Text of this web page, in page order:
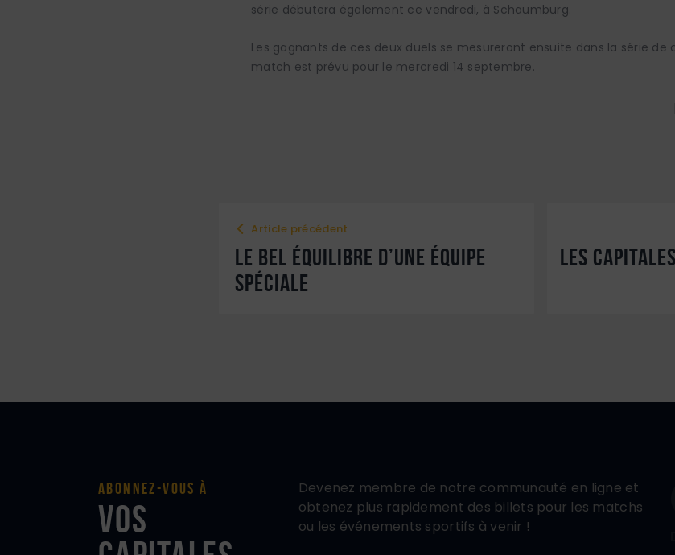
série débutera également ce vendredi, à Schaumburg.
Les gagnants de ces deux duels se mesureront ensuite dans la série de
match est prévu pour le mercredi 14 septembre.
Article précédent
LE BEL ÉQUILIBRE D’UNE ÉQUIPE
SPÉCIALE
LES
Abonnez-vous à
vos
Devenez membre de notre communauté en ligne et
obtenez plus rapidement des billets pour les matchs
ou les événements sportifs à venir !